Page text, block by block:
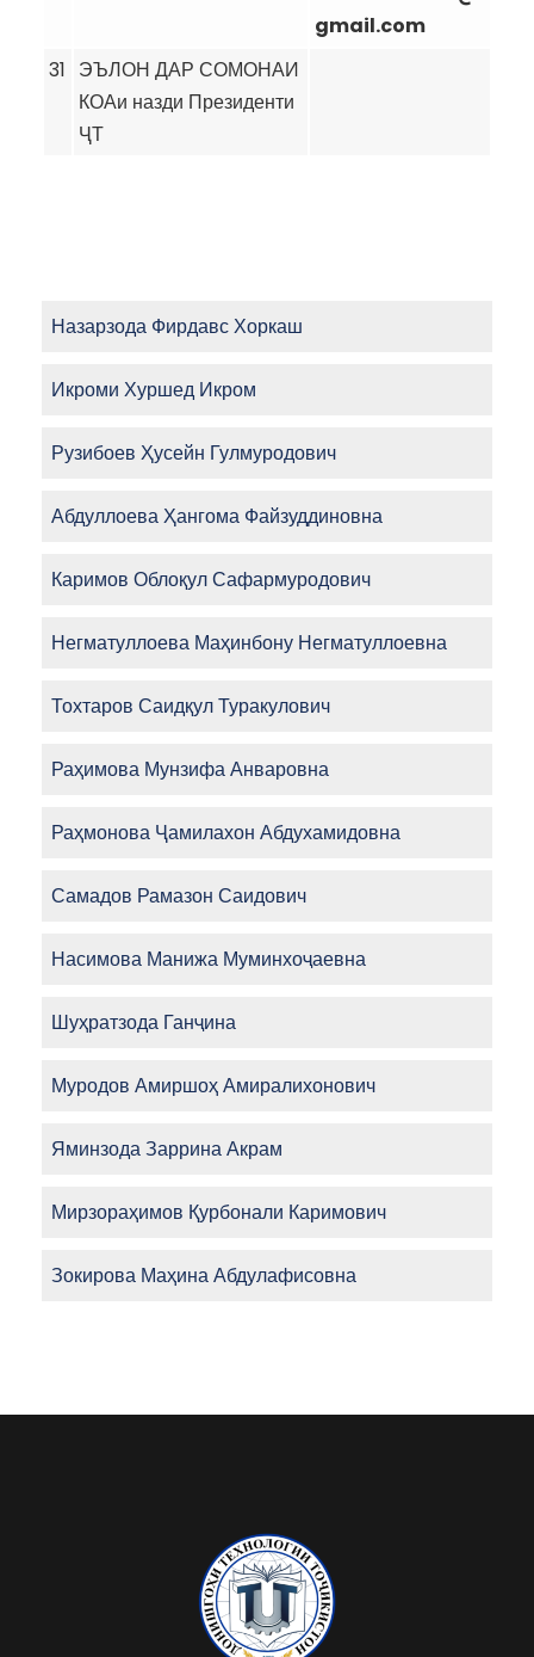
gmail.com
31 ЭЪЛОН ДАР СОМОНАИ
КОАи назди Президенти
ҶТ
Назарзода Фирдавс Хоркаш
Икроми Хуршед Икром
Рузибоев Ҳусейн Гулмуродович
Абдуллоева Ҳангома Файзуддиновна
Каримов Облоқул Сафармуродович
Негматуллоева Маҳинбону Негматуллоевна
Тохтаров Саидқул Туракулович
Раҳимова Мунзифа Анваровна
Раҳмонова Ҷамилахон Абдухамидовна
Самадов Рамазон Саидович
Насимова Манижа Муминхоҷаевна
Шуҳратзода Ганҷина
Муродов Амиршоҳ Амиралихонович
Яминзода Заррина Акрам
Мирзораҳимов Қурбонали Каримович
Зокирова Маҳина Абдулафисовна